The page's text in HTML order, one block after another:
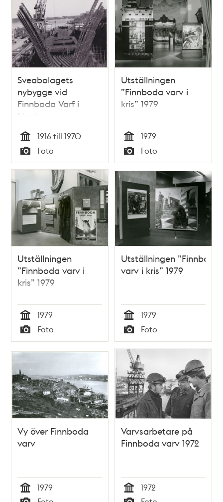
Sveabolagets
nybygge vid
Finnboda Varf i
Nacka
Tid
1916 till 1970
Typ
Foto
Utställningen
”Finnboda varv i
kris” 1979
Tid
1979
Typ
Foto
Utställningen
”Finnboda varv i
kris” 1979
Tid
1979
Typ
Foto
Utställningen ”Finnboda
varv i kris” 1979
Tid
1979
Typ
Foto
Vy över Finnboda
varv
Tid
1979
Varvsarbetare på
Finnboda varv 1972
Tid
1972